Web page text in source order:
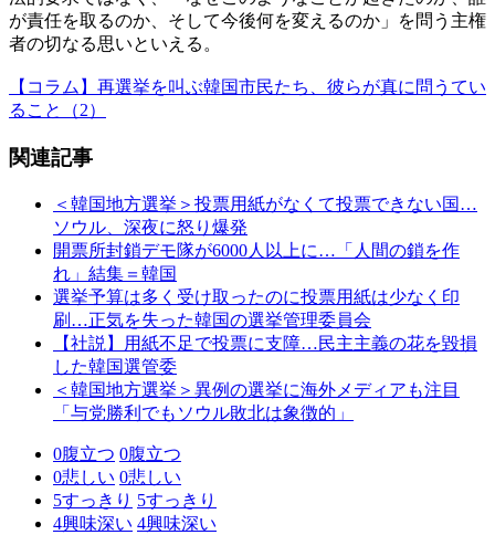
が責任を取るのか、そして今後何を変えるのか」を問う主権
者の切なる思いといえる。
【コラム】再選挙を叫ぶ韓国市民たち、彼らが真に問うてい
ること（2）
関連記事
＜韓国地方選挙＞投票用紙がなくて投票できない国…
ソウル、深夜に怒り爆発
開票所封鎖デモ隊が6000人以上に…「人間の鎖を作
れ」結集＝韓国
選挙予算は多く受け取ったのに投票用紙は少なく印
刷…正気を失った韓国の選挙管理委員会
【社説】用紙不足で投票に支障…民主主義の花を毀損
した韓国選管委
＜韓国地方選挙＞異例の選挙に海外メディアも注目
「与党勝利でもソウル敗北は象徴的」
0腹立つ 0腹立つ
0悲しい 0悲しい
5すっきり 5すっきり
4興味深い 4興味深い